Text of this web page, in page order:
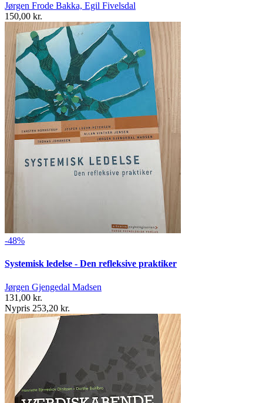
Jørgen Frode Bakka, Egil Fivelsdal
150,00 kr.
-48%
Systemisk ledelse - Den refleksive praktiker
Jørgen Gjengedal Madsen
131,00 kr.
Nypris 253,20 kr.